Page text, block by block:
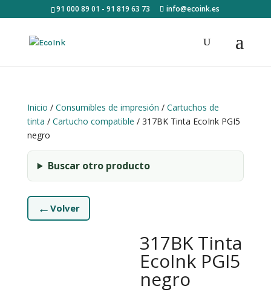
91 000 89 01 - 91 819 63 73 info@ecoink.es
Inicio / Consumibles de impresión / Cartuchos de
tinta / Cartucho compatible / 317BK Tinta EcoInk PGI5
negro
Buscar otro producto
← Volver
317BK Tinta
EcoInk PGI5
negro